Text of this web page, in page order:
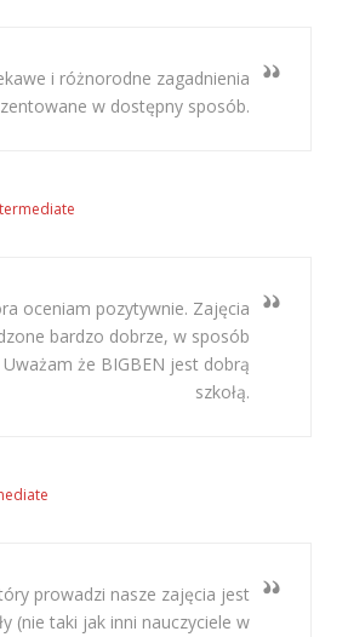
i różnorodne zagadnienia
w dostępny sposób.
oceniam pozytywnie. Zajęcia
bardzo dobrze, w sposób
Uważam że BIGBEN jest dobrą
szkołą.
prowadzi nasze zajęcia jest
(nie taki jak inni nauczyciele w